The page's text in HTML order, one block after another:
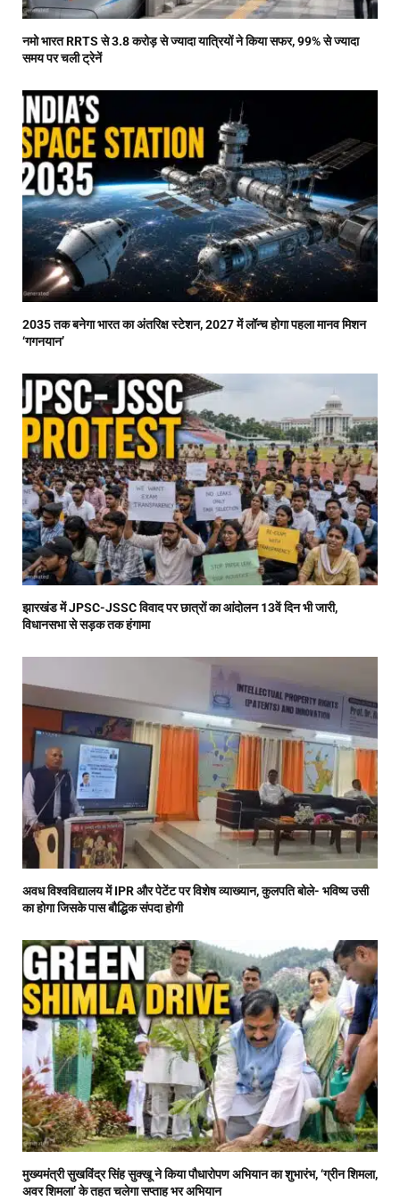
नमो भारत RRTS से 3.8 करोड़ से ज्यादा यात्रियों ने किया सफर, 99% से ज्यादा
समय पर चली ट्रेनें
2035 तक बनेगा भारत का अंतरिक्ष स्टेशन, 2027 में लॉन्च होगा पहला मानव मिशन
‘गगनयान’
झारखंड में JPSC-JSSC विवाद पर छात्रों का आंदोलन 13वें दिन भी जारी,
विधानसभा से सड़क तक हंगामा
अवध विश्वविद्यालय में IPR और पेटेंट पर विशेष व्याख्यान, कुलपति बोले- भविष्य उसी
का होगा जिसके पास बौद्धिक संपदा होगी
मुख्यमंत्री सुखविंद्र सिंह सुक्खू ने किया पौधारोपण अभियान का शुभारंभ, ‘ग्रीन शिमला,
अवर शिमला’ के तहत चलेगा सप्ताह भर अभियान